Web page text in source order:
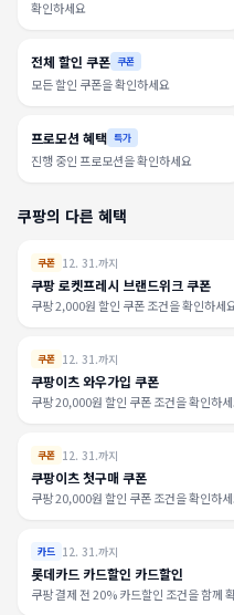
확인하세요
전체 할인 쿠폰 쿠폰
모든 할인 쿠폰을 확인하세요
프로모션 혜택 특가
진행 중인 프로모션을 확인하세요
쿠팡의 다른 혜택
쿠폰 12. 31.까지
쿠팡 로켓프레시 브랜드위크 쿠폰
쿠팡 2,000원 할인 쿠폰 조건을 확인하세
쿠폰 12. 31.까지
쿠팡이츠 와우가입 쿠폰
쿠팡 20,000원 할인 쿠폰 조건을 확인하
쿠폰 12. 31.까지
쿠팡이츠 첫구매 쿠폰
쿠팡 20,000원 할인 쿠폰 조건을 확인하
카드 12. 31.까지
롯데카드 카드할인 카드할인
쿠팡 결제 전 20% 카드할인 조건을 함께